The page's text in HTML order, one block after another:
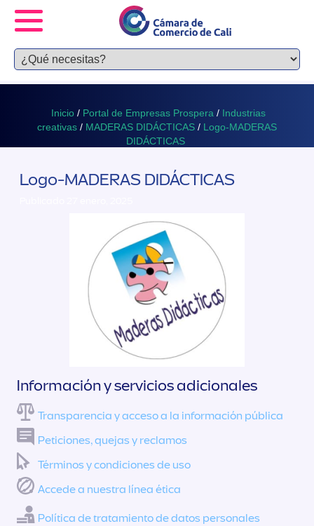
Inicio / Portal de Empresas Prospera / Industrias
creativas / MADERAS DIDÁCTICAS / Logo-MADERAS
DIDÁCTICAS
Logo-MADERAS DIDÁCTICAS
Información y servicios adicionales
Transparencia y acceso a la información pública
Peticiones, quejas y reclamos
Términos y condiciones de uso
Accede a nuestra línea ética
Política de tratamiento de datos personales